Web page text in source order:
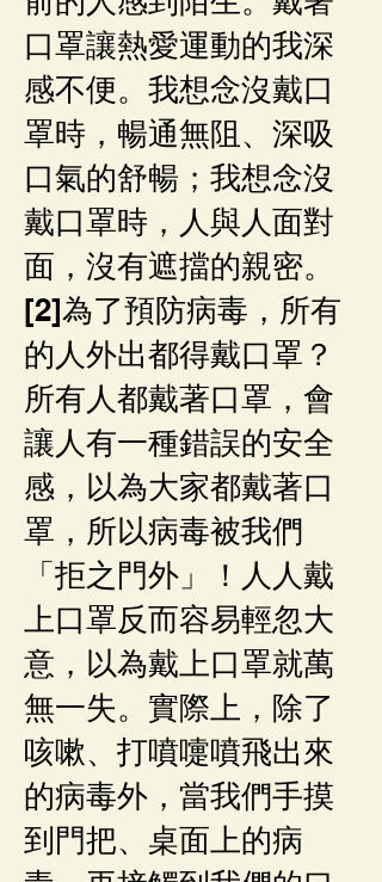
口罩讓熱愛運動的我深
感不便。我想念沒戴口
罩時，暢通無阻、深吸
口氣的舒暢；我想念沒
戴口罩時，人與人面對
面，沒有遮擋的親密。
[2]為了預防病毒，所有
的人外出都得戴口罩？
所有人都戴著口罩，會
讓人有一種錯誤的安全
感，以為大家都戴著口
罩，所以病毒被我們
「拒之門外」！人人戴
上口罩反而容易輕忽大
意，以為戴上口罩就萬
無一失。實際上，除了
咳嗽、打噴嚏噴飛出來
的病毒外，當我們手摸
到門把、桌面上的病